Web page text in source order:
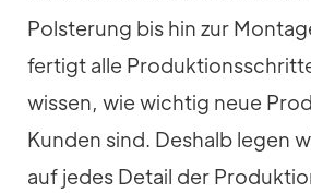
Polsterung bis hin zur
fertigt alle
wissen, wie wichtig neue
Kunden sind. Deshalb legen
auf jedes Detail der